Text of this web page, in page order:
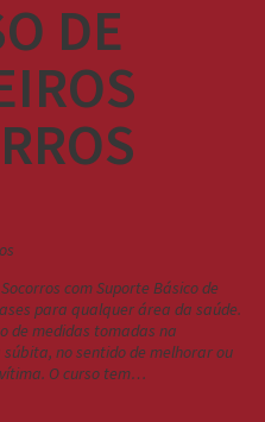
DE
com Suporte Básico de
para qualquer área da saúde.
de medidas tomadas na
no sentido de melhorar ou
O curso tem…